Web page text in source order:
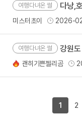
여행다녀온 썰 다낭,
미스터초이 2026-
여행다녀온 썰 강원
괜히기쁜젤리곰
1 2